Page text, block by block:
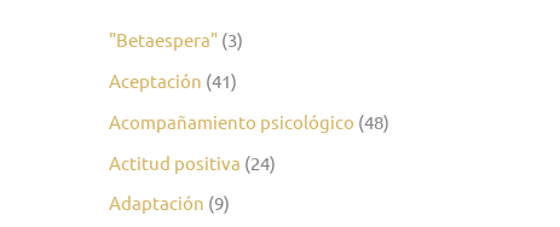
"Betaespera" (3)
Aceptación (41)
Acompañamiento psicológico (48)
Actitud positiva (24)
Adaptación (9)